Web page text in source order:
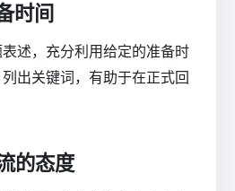
时间
述，充分利用给定的准备时
出关键词，有助于在正式回
的态度